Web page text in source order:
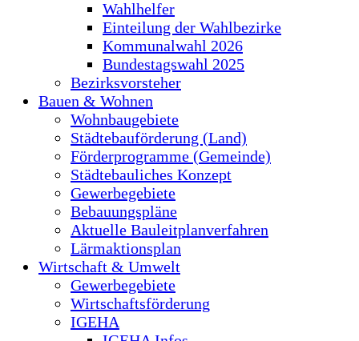
Wahlhelfer
Einteilung der Wahlbezirke
Kommunalwahl 2026
Bundestagswahl 2025
Bezirksvorsteher
Bauen & Wohnen
Wohnbaugebiete
Städtebauförderung (Land)
Förderprogramme (Gemeinde)
Städtebauliches Konzept
Gewerbegebiete
Bebauungspläne
Aktuelle Bauleitplanverfahren
Lärmaktionsplan
Wirtschaft & Umwelt
Gewerbegebiete
Wirtschaftsförderung
IGEHA